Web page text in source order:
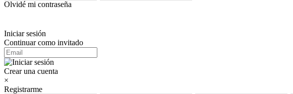
Olvidé mi contraseña
Iniciar sesión
Continuar como invitado
Crear una cuenta
×
Registrarme